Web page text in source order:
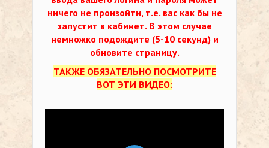
ничего не произойти, т.е. вас как бы не
запустит в кабинет. В этом случае
немножко подождите (5-10 секунд) и
обновите страницу.
ТАКЖЕ ОБЯЗАТЕЛЬНО ПОСМОТРИТЕ
ВОТ ЭТИ ВИДЕО: